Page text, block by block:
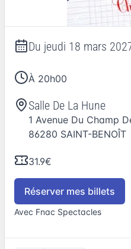
Du jeudi 18 mars
À 20h00
Salle De La Hune
1 Avenue Du Champ
86280 SAINT-BENOÎT
31.9€
Réserver mes billets
Avec Fnac Spectacles